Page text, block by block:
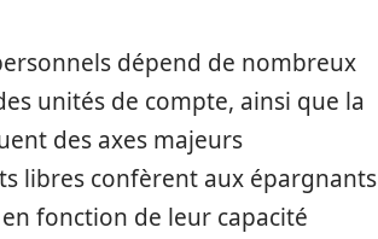
dépend de nombreux
unités de compte, ainsi que la
des axes majeurs
libres confèrent aux épargnants
fonction de leur capacité